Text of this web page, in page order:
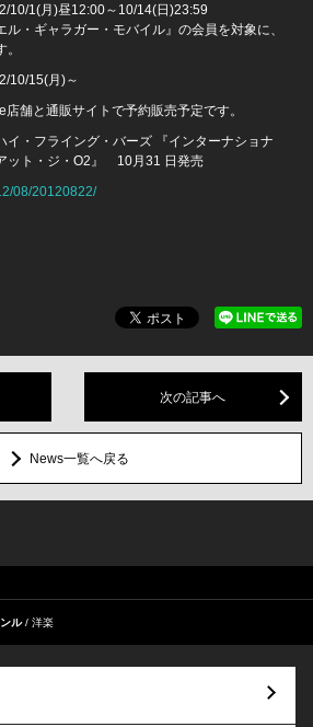
1(月)昼12:00～10/14(日)23:59
・ギャラガー・モバイル』の会員を対象に、
10/15(月)～
舗と通販サイトで予約販売予定です。
イ・フライング・バーズ 『インターナショナ
ット・ジ・O2』 10月31 日発売
08/20120822/
次の記事へ
News一覧へ戻る
ル 洋楽